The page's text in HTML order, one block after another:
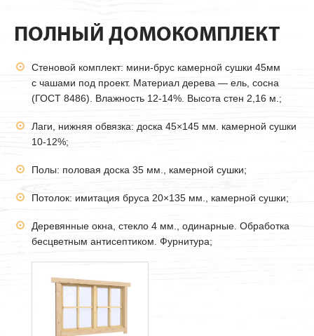
ПОЛНЫЙ ДОМОКОМПЛЕКТ
Стеновой комплект: мини-брус камерной сушки 45мм
с чашами под проект. Материал дерева — ель, сосна
(ГОСТ 8486). Влажность 12-14%. Высота стен 2,16 м.;
Лаги, нижняя обвязка: доска 45×145 мм. камерной сушки
10-12%;
Полы: половая доска 35 мм., камерной сушки;
Потолок: имитация бруса 20×135 мм., камерной сушки;
Деревянные окна, стекло 4 мм., одинарные. Обработка
бесцветным антисептиком. Фурнитура;